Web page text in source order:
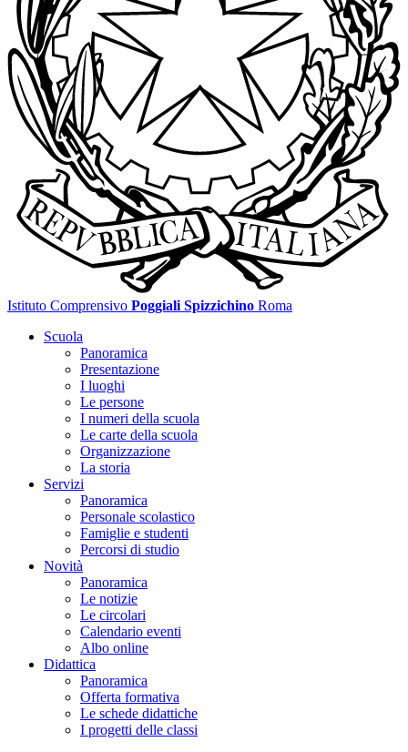
Istituto Comprensivo Poggiali Spizzichino Roma
Scuola
Panoramica
Presentazione
I luoghi
Le persone
I numeri della scuola
Le carte della scuola
Organizzazione
La storia
Servizi
Panoramica
Personale scolastico
Famiglie e studenti
Percorsi di studio
Novità
Panoramica
Le notizie
Le circolari
Calendario eventi
Albo online
Didattica
Panoramica
Offerta formativa
Le schede didattiche
I progetti delle classi